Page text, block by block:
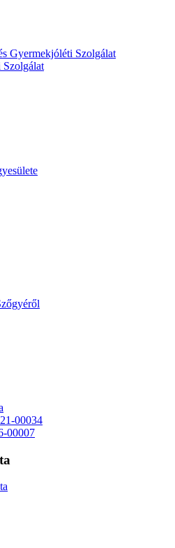
Gyermekjóléti Szolgálat
00034
00007